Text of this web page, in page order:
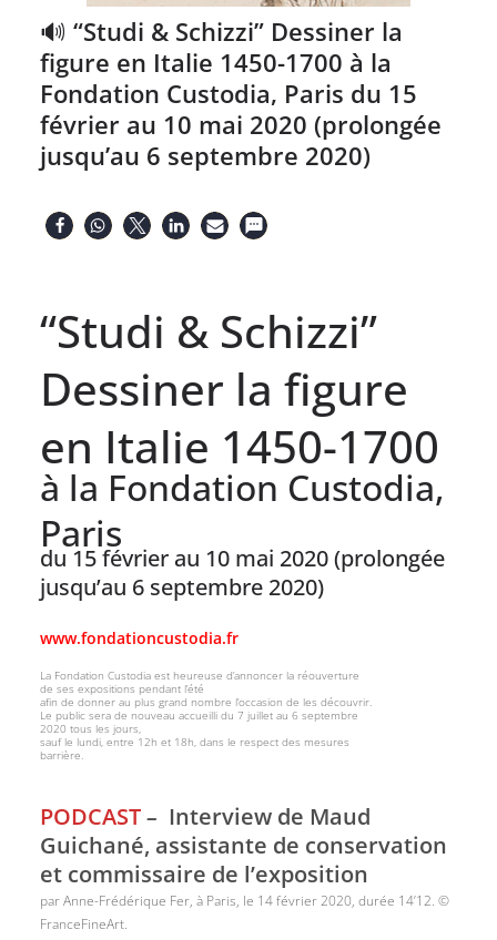
🔊 “Studi & Schizzi” Dessiner la
figure en Italie 1450-1700 à la
Fondation Custodia, Paris du 15
février au 10 mai 2020 (prolongée
jusqu’au 6 septembre 2020)
“Studi & Schizzi”
Dessiner la figure
en Italie 1450-1700
à la Fondation Custodia,
Paris
du 15 février au 10 mai 2020 (prolongée
jusqu’au 6 septembre 2020)
www.fondationcustodia.fr
La Fondation Custodia est heureuse d’annoncer la réouverture
de ses expositions pendant l’été
afin de donner au plus grand nombre l’occasion de les découvrir.
Le public sera de nouveau accueilli du 7 juillet au 6 septembre
2020 tous les jours,
sauf le lundi, entre 12h et 18h, dans le respect des mesures
barrière.
PODCAST– Interview de Maud
Guichané, assistante de conservation
et commissaire de l’exposition
par Anne-Frédérique Fer, à Paris, le 14 février 2020, durée 14’12. ©
FranceFineArt.